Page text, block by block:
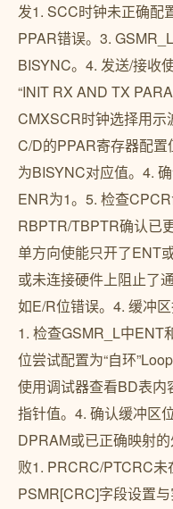
发1. SCC时钟未正确配
PPAR错误。3.
BISYNC。4. 发送/接收
“INIT RX AND TX
CMXSCR时钟选择用示
C/D的PPAR寄存器配
为BISYNC对应值。4.
ENR为1。5. 检查
RBPTR/TBPTR确认已
单方向使能只开了ENT
或未连接硬件上阻止了
如E/R位错误。4. 缓冲
1. 检查GSMR_L中ENT
位尝试配置为“自环
使用调试器查看BD表
指针值。4. 确认缓冲区
DPRAM或已正确映射
败1. PRCRC/PTCRC
PSMR[CRC]字段设置